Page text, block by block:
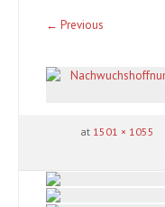
← Previous
at 1501 × 1055